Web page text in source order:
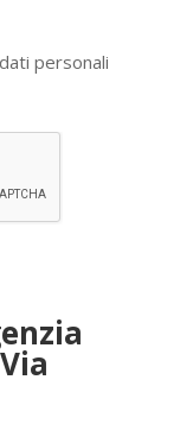
personali